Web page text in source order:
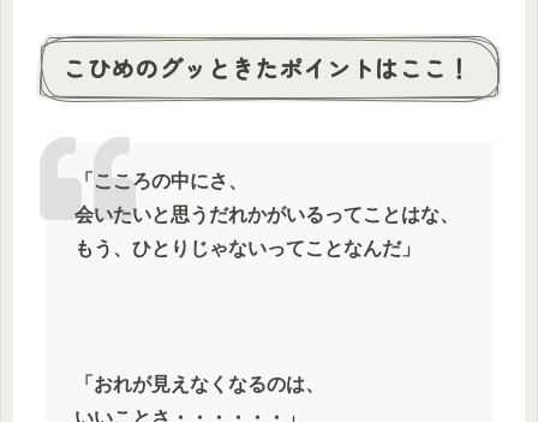
こひめのグッときたポイントはここ！
「こころの中にさ、
会いたいと思うだれかがいるってことはな、
もう、ひとりじゃないってことなんだ」
「おれが見えなくなるのは、
いいことさ・・・・・・」